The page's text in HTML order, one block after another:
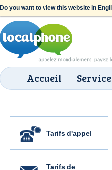
Do you want to view this website in
Accueil
Tarifs d'appel
Tarifs de